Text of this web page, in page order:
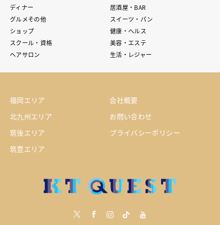
ディナー
居酒屋・BAR
グルメその他
スイーツ・パン
ショップ
健康・ヘルス
スクール・資格
美容・エステ
ヘアサロン
生活・レジャー
福岡エリア
北九州エリア
筑後エリア
筑豊エリア
会社概要
お問い合わせ
プライバシーポリシー
Instagramtiktock youtube